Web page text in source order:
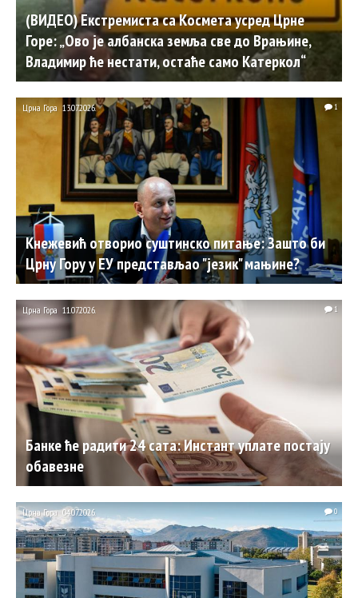
(ВИДЕО) Екстремиста са Космета усред Црне
Горе: „Ово је албанска земља све до Врањине,
Владимир ће нестати, остаће само Катеркол“
Кнежевић отворио суштинско питање: Зашто би
Црну Гору у ЕУ представљао "језик" мањине?
Црна Гора 13.07.2026. 1
Банке ће радити 24 сата: Инстант уплате постају
обавезне
Црна Гора 11.07.2026. 1
Црна Гора 04.07.2026. 0